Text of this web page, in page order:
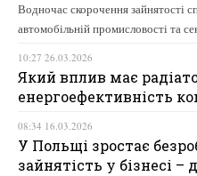
Водночас скорочення зайнятості
автомобільній промисловості та
10:27 26.03.2026
Який вплив має
енергоефективність
08:34 16.03.2026
У Польщі зростає
зайнятість у бізнесі –